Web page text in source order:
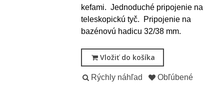
kefami. Jednoduché pripojenie na
teleskopickú tyč. Pripojenie na
bazénovú hadicu 32/38 mm.
Vložiť do košíka
Rýchly náhľad
Obľúbené